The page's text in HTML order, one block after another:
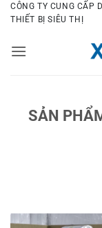
Bỏ
qua
dung
CÔNG TY CUNG CẤP
THIẾT BỊ SIÊU THỊ
SẢN